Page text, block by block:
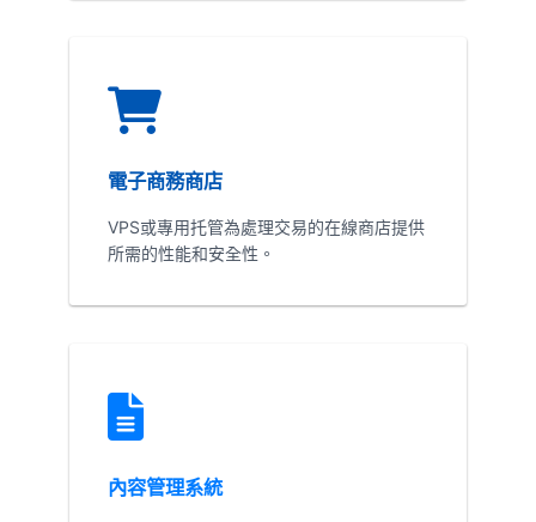
電子商務商店
VPS或專用托管為處理交易的在線商店提供
所需的性能和安全性。
內容管理系統